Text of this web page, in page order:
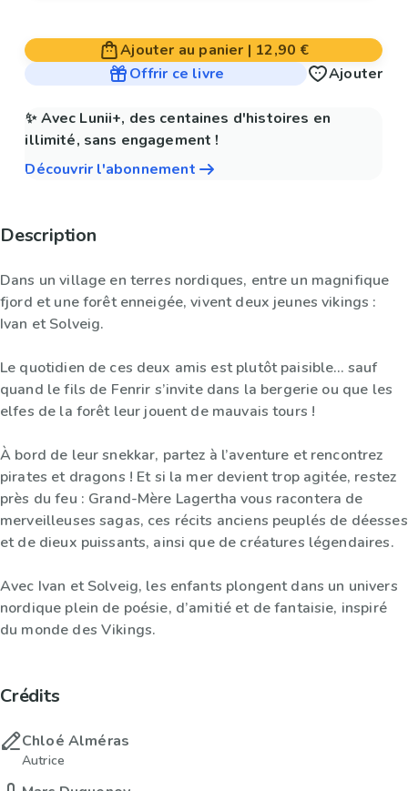
Ajouter au panier | 12,90 €
Offrir ce livre
Ajouter
✨ Avec Lunii+, des centaines d'histoires en
illimité, sans engagement !
Découvrir l'abonnement
Description
Dans un village en terres nordiques, entre un magnifique
fjord et une forêt enneigée, vivent deux jeunes vikings :
Ivan et Solveig.
Le quotidien de ces deux amis est plutôt paisible… sauf
quand le fils de Fenrir s’invite dans la bergerie ou que les
elfes de la forêt leur jouent de mauvais tours !
À bord de leur snekkar, partez à l’aventure et rencontrez
pirates et dragons ! Et si la mer devient trop agitée, restez
près du feu : Grand-Mère Lagertha vous racontera de
merveilleuses sagas, ces récits anciens peuplés de déesses
et de dieux puissants, ainsi que de créatures légendaires.
Avec Ivan et Solveig, les enfants plongent dans un univers
nordique plein de poésie, d’amitié et de fantaisie, inspiré
du monde des Vikings.
Crédits
Chloé Alméras
Autrice